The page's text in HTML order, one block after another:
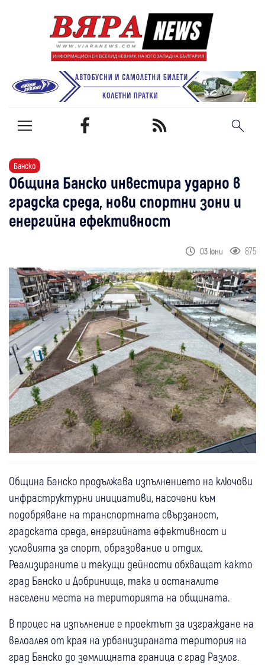
Банско
Община Банско инвестира ударно в
градска среда, нови спортни зони и
енергийна ефективност
03 юни 875
Община Банско продължава изпълнението на ключови
инфраструктурни инициативи, насочени към
подобряване на транспортната свързаност,
градската среда, енергийната ефективност и
условията за спорт, образование и отдих.
Реализираните и текущи дейности обхващат както
град Банско и Добринище, така и останалите
населени места на територията на общината.
В процес на изпълнение е проектът за изграждане на
велоалея от края на урбанизираната територия на
град Банско до землищната граница с град Разлог.